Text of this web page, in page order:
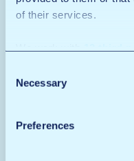
of their services.
Selection
Necessary
Preferences